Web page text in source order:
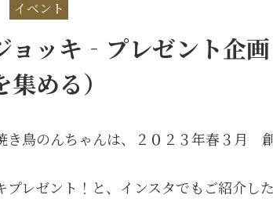
イベント
ョッキ‐プレゼント企
める）
き鳥のんちゃんは、２０２３年春３月
プレゼント！と、インスタでもご紹介し